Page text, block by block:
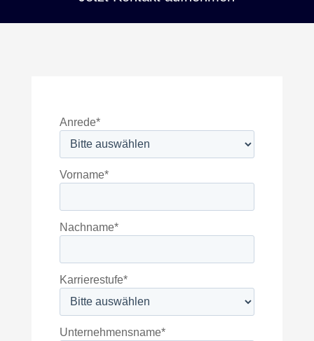
Anrede*
Vorname*
Nachname*
Karrierestufe*
Unternehmensname*